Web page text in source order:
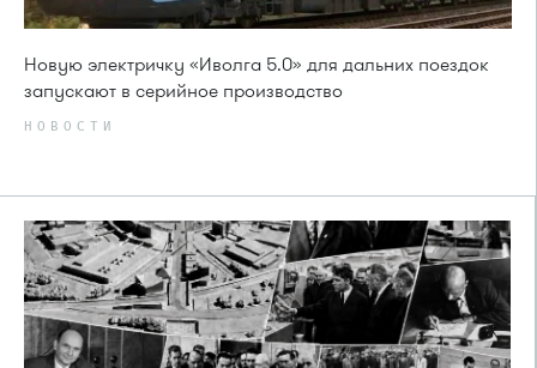
Новую электричку «Иволга 5.0» для дальних поездок
запускают в серийное производство
НОВОСТИ